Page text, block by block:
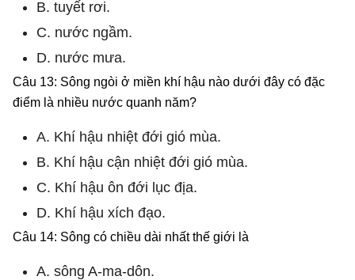
B. tuyết rơi.
C. nước ngầm.
D. nước mưa.
Câu 13: Sông ngòi ở miền khí hậu nào dưới đây có đặc
điểm là nhiều nước quanh năm?
A. Khí hậu nhiệt đới gió mùa.
B. Khí hậu cận nhiệt đới gió mùa.
C. Khí hậu ôn đới lục địa.
D. Khí hậu xích đạo.
Câu 14: Sông có chiều dài nhất thế giới là
A. sông A-ma-dôn.